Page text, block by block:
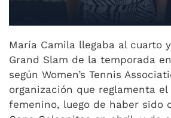
María Camila llegaba al cuarto
Grand Slam de la temporada
según Women’s Tennis
organización que reglamenta
femenino, luego de haber sido